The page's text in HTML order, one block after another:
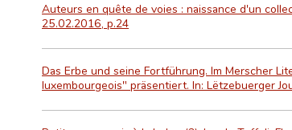
Auteurs en quête de voies : naissance d'un
25.02.2016, p.24
Das Erbe und seine Fortführung. Im Merscher
luxembourgeois" präsentiert. In: Lëtzebuerger